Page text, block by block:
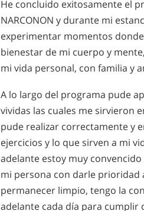
He concluido exitosamente el
NARCONON y durante mi
experimentar momentos
bienestar de mi cuerpo y
mi vida personal, con familia y
A lo largo del programa pude
vividas las cuales me sirvieron
pude realizar correctamente y
ejercicios y lo que sirven a mi
adelante estoy muy
mi persona con darle prioridad
permanecer limpio, tengo la
adelante cada día para cumplir